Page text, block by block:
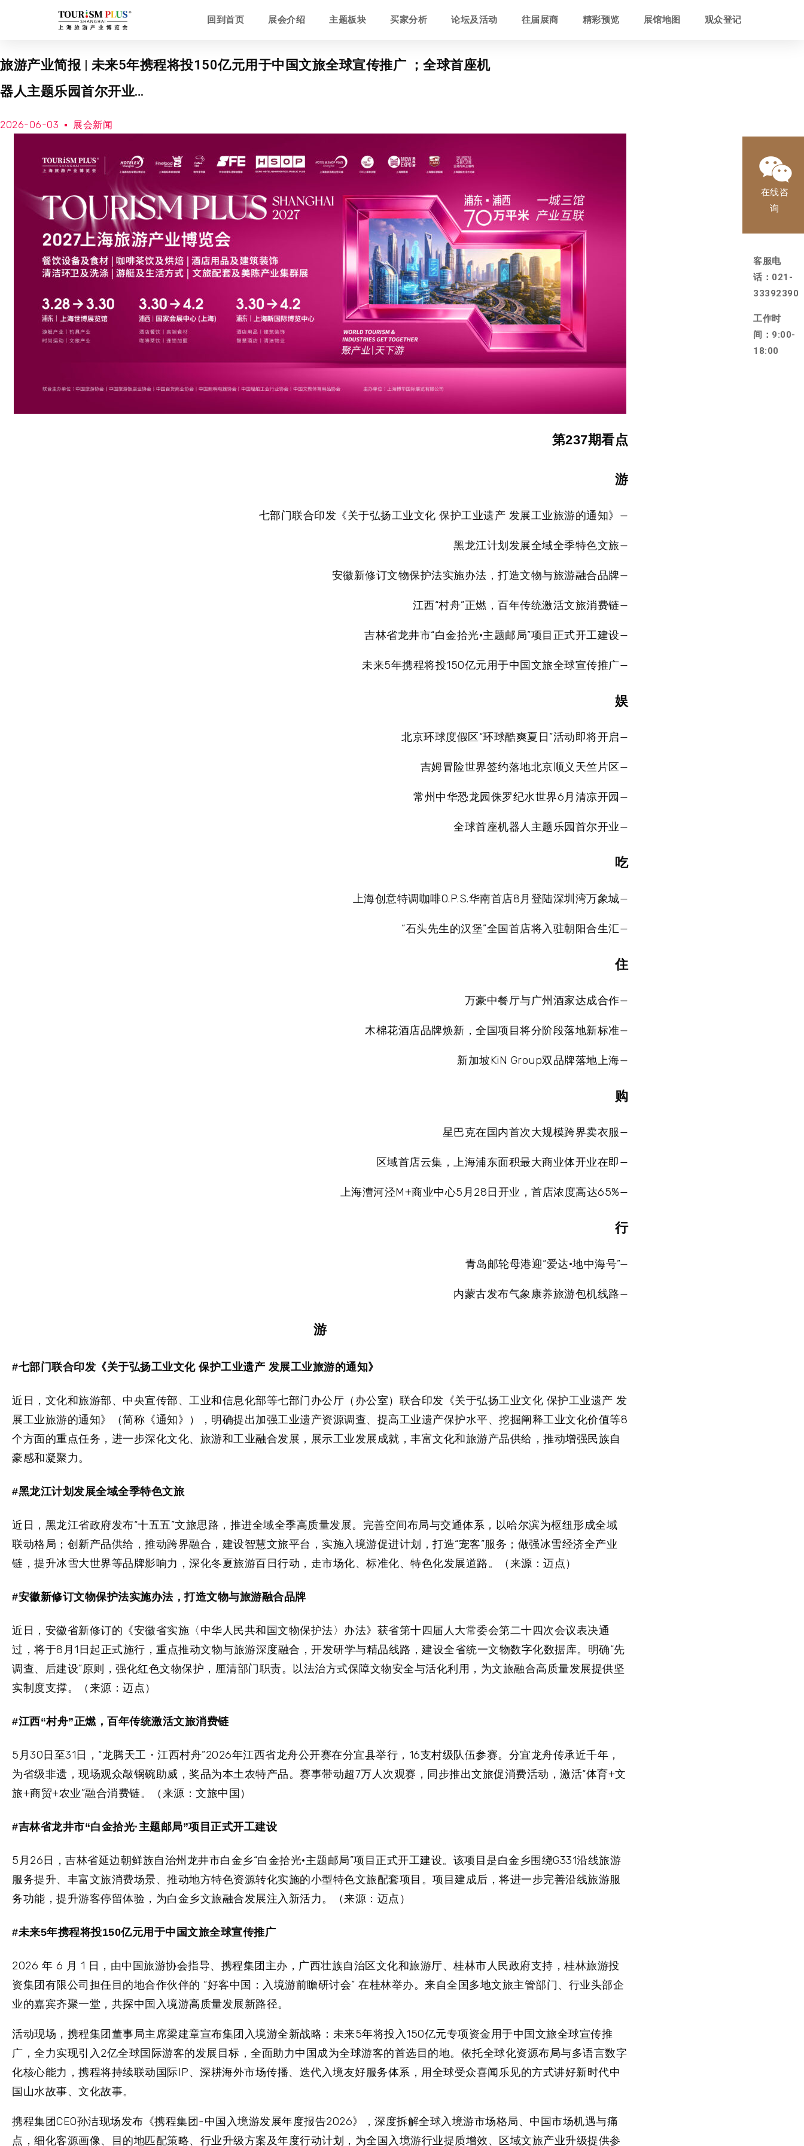
回到首页 展会介绍 主题板块 买家分析 论坛及活动 往届展商 精彩预览 展馆地图 观众登记
旅游产业简报 | 未来5年携程将投150亿元用于中国文旅全球宣传推广 ；全球首座机
器人主题乐园首尔开业…
2026-06-03 展会新闻
第237期看点
游
七部门联合印发《关于弘扬工业文化 保护工业遗产 发展工业旅游的通知》—
黑龙江计划发展全域全季特色文旅—
安徽新修订文物保护法实施办法，打造文物与旅游融合品牌—
江西“村舟”正燃，百年传统激活文旅消费链—
吉林省龙井市“白金拾光·主题邮局”项目正式开工建设—
未来5年携程将投150亿元用于中国文旅全球宣传推广—
娱
北京环球度假区“环球酷爽夏日”活动即将开启—
吉姆冒险世界签约落地北京顺义天竺片区—
常州中华恐龙园侏罗纪水世界6月清凉开园—
全球首座机器人主题乐园首尔开业—
吃
上海创意特调咖啡O.P.S.华南首店8月登陆深圳湾万象城—
“石头先生的汉堡”全国首店将入驻朝阳合生汇—
住
万豪中餐厅与广州酒家达成合作—
木棉花酒店品牌焕新，全国项目将分阶段落地新标准—
新加坡KiN Group双品牌落地上海—
购
星巴克在国内首次大规模跨界卖衣服—
区域首店云集，上海浦东面积最大商业体开业在即—
上海漕河泾M+商业中心5月28日开业，首店浓度高达65%—
行
青岛邮轮母港迎“爱达·地中海号”—
内蒙古发布气象康养旅游包机线路—
游
#七部门联合印发《关于弘扬工业文化 保护工业遗产 发展工业旅游的通知》
近日，文化和旅游部、中央宣传部、工业和信息化部等七部门办公厅（办公室）联合印发《关于弘扬工业文化 保护工业遗产 发
展工业旅游的通知》（简称《通知》），明确提出加强工业遗产资源调查、提高工业遗产保护水平、挖掘阐释工业文化价值等8
个方面的重点任务，进一步深化文化、旅游和工业融合发展，展示工业发展成就，丰富文化和旅游产品供给，推动增强民族自
豪感和凝聚力。
#黑龙江计划发展全域全季特色文旅
近日，黑龙江省政府发布“十五五”文旅思路，推进全域全季高质量发展。完善空间布局与交通体系，以哈尔滨为枢纽形成全域
联动格局；创新产品供给，推动跨界融合，建设智慧文旅平台，实施入境游促进计划，打造“宠客”服务；做强冰雪经济全产业
链，提升冰雪大世界等品牌影响力，深化冬夏旅游百日行动，走市场化、标准化、特色化发展道路。（来源：迈点）
#安徽新修订文物保护法实施办法，打造文物与旅游融合品牌
近日，安徽省新修订的《安徽省实施〈中华人民共和国文物保护法〉办法》获省第十四届人大常委会第二十四次会议表决通
过，将于8月1日起正式施行，重点推动文物与旅游深度融合，开发研学与精品线路，建设全省统一文物数字化数据库。明确“先
调查、后建设”原则，强化红色文物保护，厘清部门职责。以法治方式保障文物安全与活化利用，为文旅融合高质量发展提供坚
实制度支撑。（来源：迈点）
#江西“村舟”正燃，百年传统激活文旅消费链
5月30日至31日，“龙腾天工・江西村舟”2026年江西省龙舟公开赛在分宜县举行，16支村级队伍参赛。分宜龙舟传承近千年，
为省级非遗，现场观众敲锅碗助威，奖品为本土农特产品。赛事带动超7万人次观赛，同步推出文旅促消费活动，激活“体育+文
旅+商贸+农业”融合消费链。（来源：文旅中国）
#吉林省龙井市“白金拾光·主题邮局”项目正式开工建设
5月26日，吉林省延边朝鲜族自治州龙井市白金乡“白金拾光·主题邮局”项目正式开工建设。该项目是白金乡围绕G331沿线旅游
服务提升、丰富文旅消费场景、推动地方特色资源转化实施的小型特色文旅配套项目。项目建成后，将进一步完善沿线旅游服
务功能，提升游客停留体验，为白金乡文旅融合发展注入新活力。（来源：迈点）
#未来5年携程将投150亿元用于中国文旅全球宣传推广
2026 年 6 月 1 日，由中国旅游协会指导、携程集团主办，广西壮族自治区文化和旅游厅、桂林市人民政府支持，桂林旅游投
资集团有限公司担任目的地合作伙伴的 “好客中国：入境游前瞻研讨会” 在桂林举办。来自全国多地文旅主管部门、行业头部企
业的嘉宾齐聚一堂，共探中国入境游高质量发展新路径。
活动现场，携程集团董事局主席梁建章宣布集团入境游全新战略：未来5年将投入150亿元专项资金用于中国文旅全球宣传推
广，全力实现引入2亿全球国际游客的发展目标，全面助力中国成为全球游客的首选目的地。依托全球化资源布局与多语言数字
化核心能力，携程将持续联动国际IP、深耕海外市场传播、迭代入境友好服务体系，用全球受众喜闻乐见的方式讲好新时代中
国山水故事、文化故事。
携程集团CEO孙洁现场发布《携程集团-中国入境游发展年度报告2026》，深度拆解全球入境游市场格局、中国市场机遇与痛
点，细化客源画像、目的地匹配策略、行业升级方案及年度行动计划，为全国入境游行业提质增效、区域文旅产业升级提供参
在线咨
询
客服电
话：021-
33392390
工作时
间：9:00-
18:00